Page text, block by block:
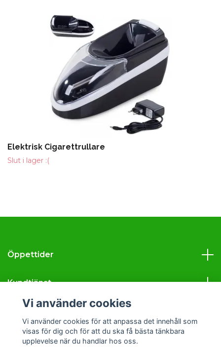
Elektrisk Cigarettrullare
Slut i lager :(
Öppettider
Kundtjänst
Läs mer
Sociala medier
Vi använder cookies
Vi använder cookies för att anpassa det innehåll som
visas för dig och för att du ska få bästa tänkbara
upplevelse när du handlar hos oss.